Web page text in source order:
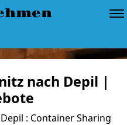
nach Depil |
: Container Sharing